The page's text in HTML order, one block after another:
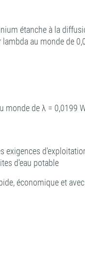
étanche à la
au monde de
de λ = 0,0199
exigences
d'eau potable
économique et